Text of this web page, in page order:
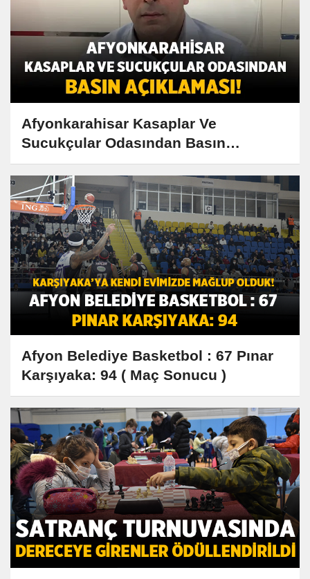
Afyonkarahisar Kasaplar Ve
Sucukçular Odasından Basın
açıklaması!
Afyon Belediye Basketbol : 67 Pınar
Karşıyaka: 94 ( Maç Sonucu )